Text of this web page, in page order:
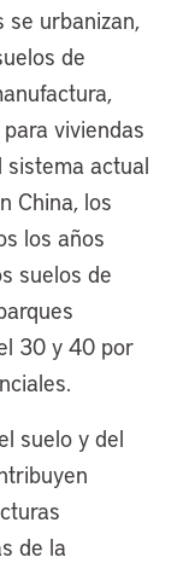
se urbanizan,
de
viviendas
sistema actual
China, los
los años
suelos de
30 y 40 por
suelo y del
de la